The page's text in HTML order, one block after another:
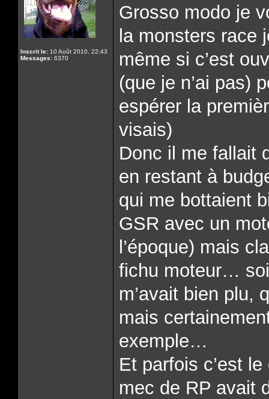
Inscrit le: 10 Août 2010, 22:43
Messages: 6370
Grosso modo je
la monsters race
même si c’est
(que je n’ai pas)
espérer la
visais)
Donc il me fallait
en restant à
qui me bottaient
GSR avec un
l’époque) mais
fichu moteur…
m’avait bien plu,
mais
exemple…
Et parfois c’est
mec de RP avait